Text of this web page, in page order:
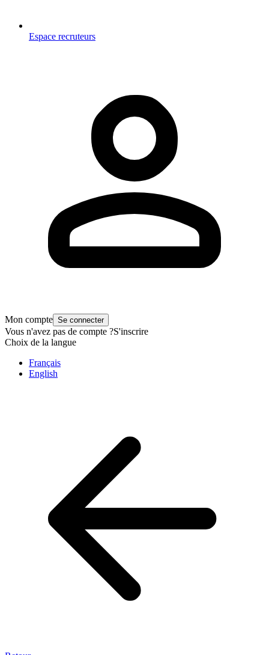
Espace recruteurs
Mon compte Se connecter
Vous n'avez pas de compte ?S'inscrire
Choix de la langue
Français
English